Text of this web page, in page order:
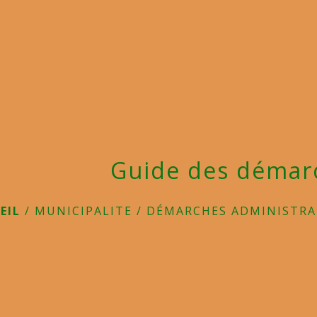
Guide des
/ MUNICIPALITE / DÉMARCHES